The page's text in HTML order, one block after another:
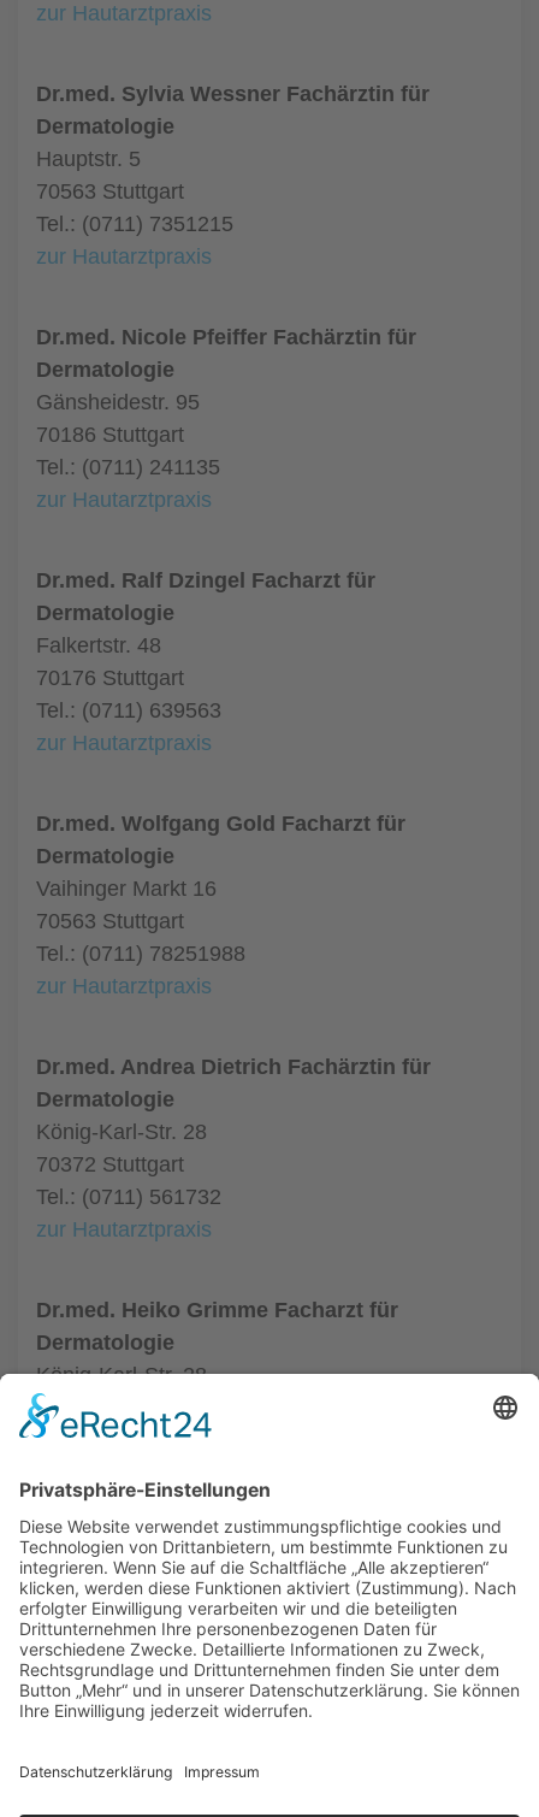
zur Hautarztpraxis
Dr.med. Sylvia Wessner Fachärztin für
Dermatologie
Hauptstr. 5
70563 Stuttgart
Tel.: (0711) 7351215
zur Hautarztpraxis
Dr.med. Nicole Pfeiffer Fachärztin für
Dermatologie
Gänsheidestr. 95
70186 Stuttgart
Tel.: (0711) 241135
zur Hautarztpraxis
Dr.med. Ralf Dzingel Facharzt für
Dermatologie
Falkertstr. 48
70176 Stuttgart
Tel.: (0711) 639563
zur Hautarztpraxis
Dr.med. Wolfgang Gold Facharzt für
Dermatologie
Vaihinger Markt 16
70563 Stuttgart
Tel.: (0711) 78251988
zur Hautarztpraxis
Dr.med. Andrea Dietrich Fachärztin für
Dermatologie
König-Karl-Str. 28
70372 Stuttgart
Tel.: (0711) 561732
zur Hautarztpraxis
Dr.med. Heiko Grimme Facharzt für
Dermatologie
König-Karl-Str. 28
70372 Stuttgart
Tel.: (0711) 5059580
ALLGEMEIN
HAUTÄRZTE
HAUTÄRZTE